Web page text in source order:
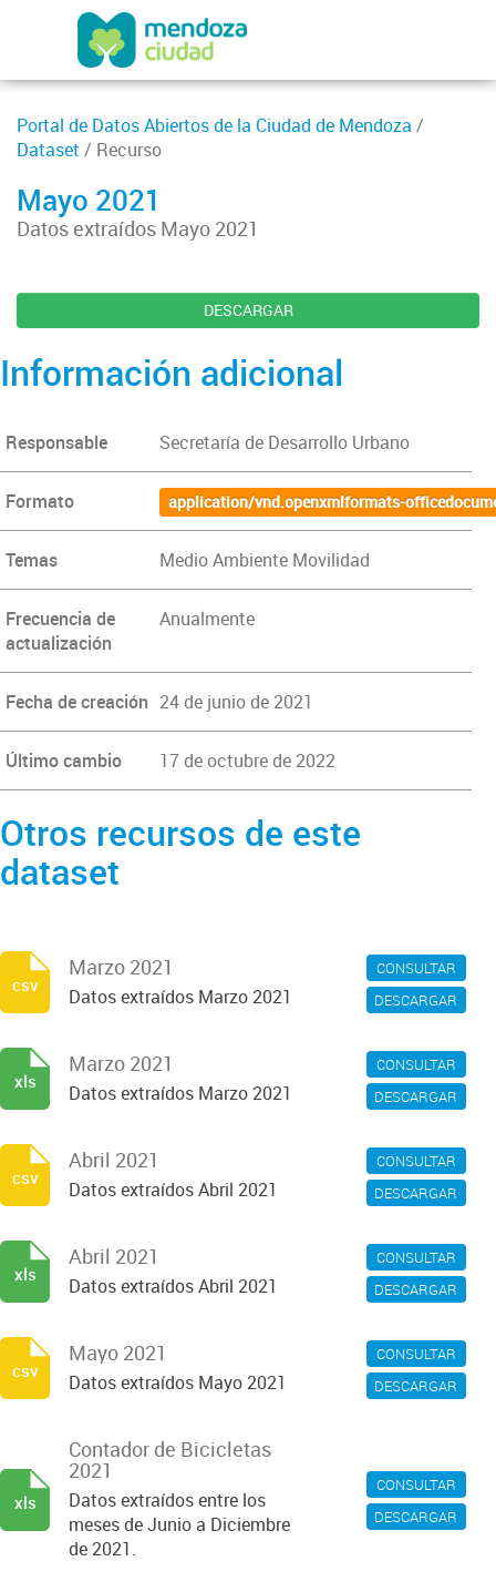
Portal de Datos Abiertos de la Ciudad de Mendoza /
Dataset / Recurso
Mayo 2021
Datos extraídos Mayo 2021
DESCARGAR
Información adicional
Responsable Secretaría de Desarrollo Urbano
Formato application/vnd.openxmlformats-
Temas Medio Ambiente Movilidad
Frecuencia de
actualización
Anualmente
Fecha de creación 24 de junio de 2021
Último cambio 17 de octubre de 2022
Otros recursos de este
dataset
CONSULTAR
DESCARGAR
Marzo 2021
Datos extraídos Marzo 2021
csv
CONSULTAR
DESCARGAR
Marzo 2021
Datos extraídos Marzo 2021
xls
CONSULTAR
DESCARGAR
Abril 2021
Datos extraídos Abril 2021
csv
CONSULTAR
DESCARGAR
Abril 2021
Datos extraídos Abril 2021
xls
CONSULTAR
DESCARGAR
Mayo 2021
Datos extraídos Mayo 2021
csv
CONSULTAR
DESCARGAR
Contador de Bicicletas
2021
Datos extraídos entre los
meses de Junio a Diciembre
de 2021.
xls